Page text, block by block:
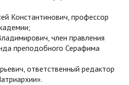
Константинович, профессор
член правления
преподобного Серафима
ответственный редактор